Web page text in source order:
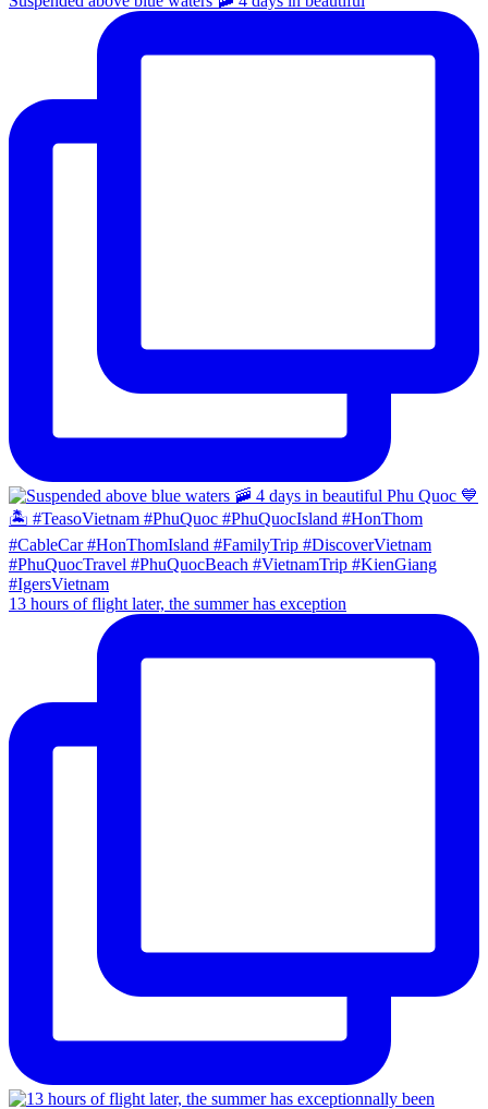
13 hours of flight later, the summer has exception